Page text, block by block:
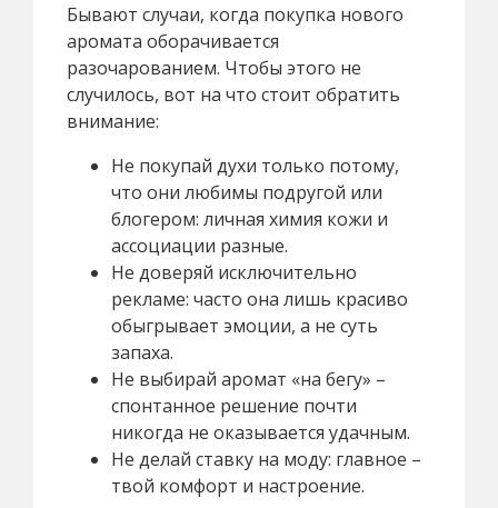
Бывают случаи, когда покупка нового
аромата оборачивается
разочарованием. Чтобы этого не
случилось, вот на что стоит обратить
внимание:
Не покупай духи только потому,
что они любимы подругой или
блогером: личная химия кожи и
ассоциации разные.
Не доверяй исключительно
рекламе: часто она лишь красиво
обыгрывает эмоции, а не суть
запаха.
Не выбирай аромат «на бегу» –
спонтанное решение почти
никогда не оказывается удачным.
Не делай ставку на моду: главное –
твой комфорт и настроение.